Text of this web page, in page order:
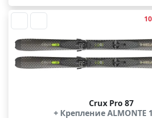
Crux Pro 87
+ Крепление ALMONTE